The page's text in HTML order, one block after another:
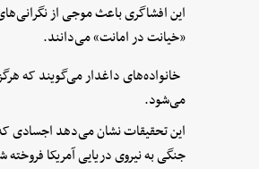
این افشاگری باعث موجی از
«خیانت در امانت» می‌دانند.
خانواده‌های داغدار می‌گویند که
می‌شود.
این تحقیقات نشان می‌دهد اجسادی
جنگی به نیروی دریایی آمریکا فروخته